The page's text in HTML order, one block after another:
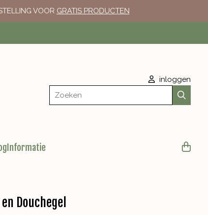
VOOR GRATIS PRODUCTEN
inloggen
Zoeken
Informatie
Douchegel